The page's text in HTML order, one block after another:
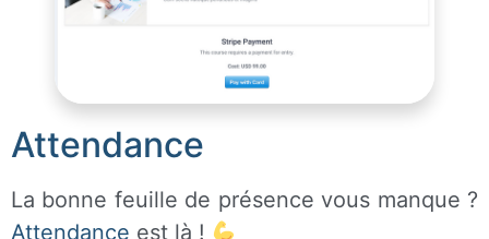
Attendance
La bonne feuille de présence vous manque ?
Attendance est là !